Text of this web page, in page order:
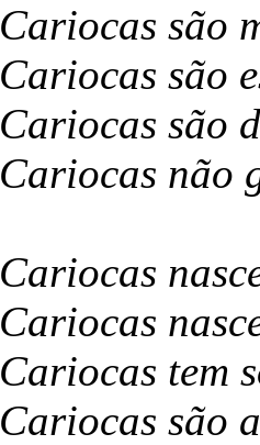
Cariocas são
Cariocas são
Cariocas são
Cariocas não
Cariocas
Cariocas
Cariocas tem
Cariocas são